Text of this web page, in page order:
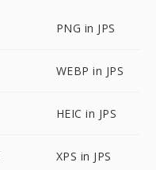
PNG in JPS
WEBP in JPS
HEIC in JPS
XPS in JPS